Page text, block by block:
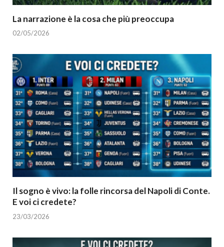
La narrazione è la cosa che più preoccupa
02/05/2026
Il sogno è vivo: la folle rincorsa del Napoli di Conte.
E voi ci credete?
23/03/2026